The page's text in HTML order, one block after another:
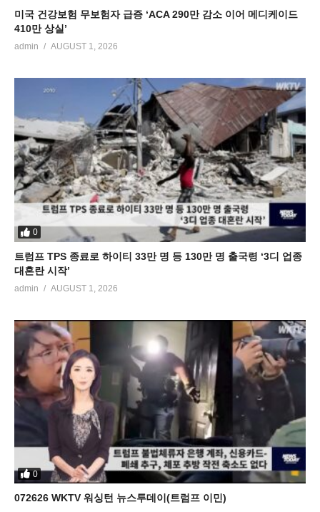
미국 건강보험 무보험자 급증 ‘ACA 290만 감소 이어 메디케이드
410만 상실’
admin AUGUST 1, 2026
0
트럼프 TPS 종료로 하이티 33만 명 등 130만 명 출국령 ‘3디 업종
대혼란 시작’
admin AUGUST 1, 2026
0
072626 WKTV 워싱턴 뉴스투데이(트럼프 이민)